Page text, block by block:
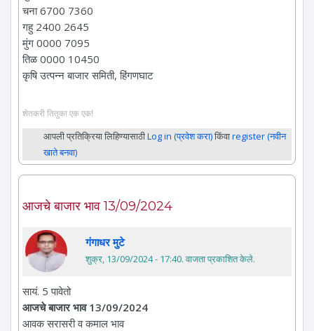
चना 6700 7360
गहु 2400 2645
मुंग 0000 7095
तिळ 0000 10450
कृषि उत्पन्न बाजार समिती, हिंगणघाट
शेतकरी तितुका एक एक!
आपली प्रतिक्रिया लिहिण्यासाठीLog in (प्रवेश करा)किंवाregister (नवीन
खाते बनवा)
आजचे बाजार भाव 13/09/2024
गंगाधर मुटे
शुक्र, 13/09/2024 - 17:40. वाजता प्रकाशित केले.
सायं. 5 पावेतो
आजचे बाजार भाव 13/09/2024
आवक सरासरी व कमाल भाव